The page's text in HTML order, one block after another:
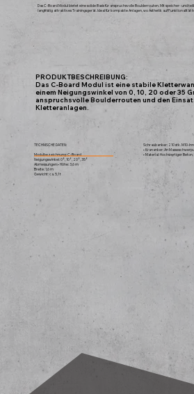
Schraubanker: 210 stk. M10-
• Krananker: An
• Material: Hochwertiger
Das C-Board Modul bietet eine solide Basis für anspruchsvolle Boulderrouten. Mit speicher- und
langfristig attraktives Trainingsgerät. Ideal für kompakte Anlagen, wo Ästhetik auf Funktionalität
PRODUKTBESCHREIBUNG:
Das C-Board Modul ist eine stabile
einem Neigungswinkel von 0, 10, 20 oder 35
anspruchsvolle Boulderrouten und den
Kletteranlagen.
TECHNISCHE DATEN:
Modulbezeichnung:C-Board
Neigungswinkel: 0°, 10°, 20°, 35°
Abmessungen:• Höhe: 3,6 m
Breite: 1,6 m
Gewicht: ca. 5,1 t